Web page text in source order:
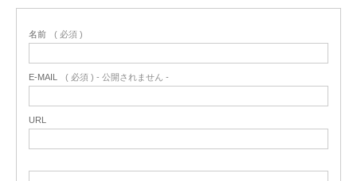
名前 ( 必須 )
E-MAIL ( 必須 ) - 公開されません -
URL